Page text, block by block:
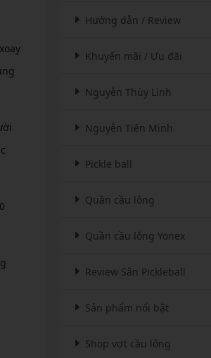
Hướng dẫn / Review
Khuyến mãi / Ưu đãi
Nguyễn Thùy Linh
Nguyễn Tiến Minh
Pickle ball
Quần cầu lông
Quần cầu lông Yonex
Review Sân Pickleball
Sản phẩm nổi bật
Shop vợt cầu lông